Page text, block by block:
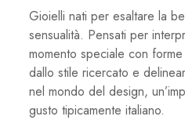
Gioielli nati per esaltare la
sensualità. Pensati per
momento speciale con
dallo stile ricercato e
nel mondo del design,
gusto tipicamente italiano.